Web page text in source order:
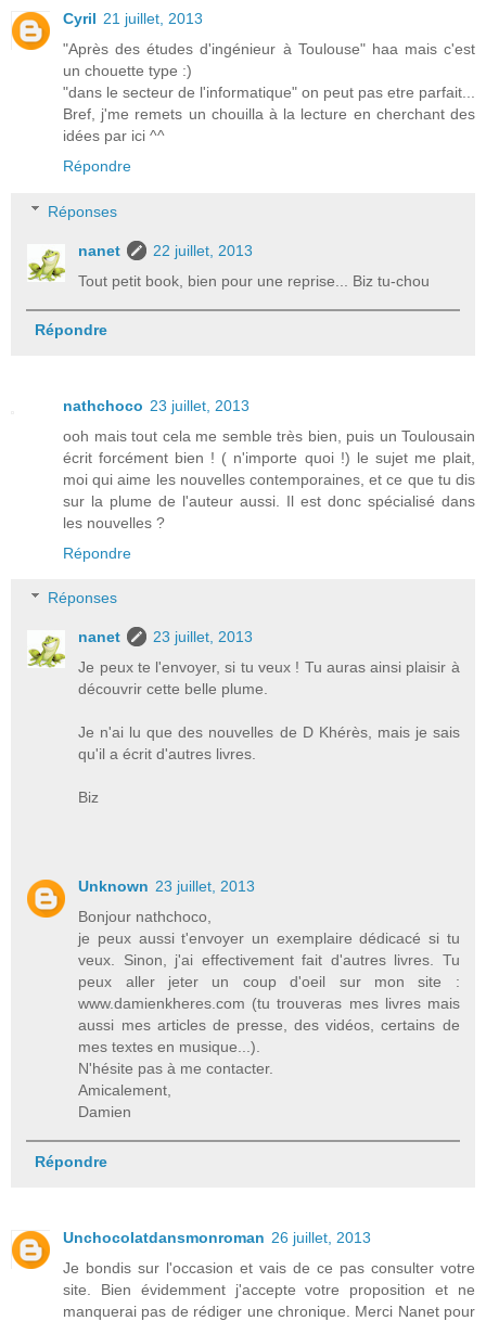
Cyril 21 juillet, 2013
"Après des études d'ingénieur à Toulouse" haa mais c'est
un chouette type :)
"dans le secteur de l'informatique" on peut pas etre parfait...
Bref, j'me remets un chouilla à la lecture en cherchant des
idées par ici ^^
Répondre
Réponses
nanet
22 juillet, 2013
Tout petit book, bien pour une reprise... Biz tu-chou
Répondre
nathchoco 23 juillet, 2013
ooh mais tout cela me semble très bien, puis un Toulousain
écrit forcément bien ! ( n'importe quoi !) le sujet me plait,
moi qui aime les nouvelles contemporaines, et ce que tu dis
sur la plume de l'auteur aussi. Il est donc spécialisé dans
les nouvelles ?
Répondre
Réponses
nanet
23 juillet, 2013
Je peux te l'envoyer, si tu veux ! Tu auras ainsi plaisir à
découvrir cette belle plume.
Je n'ai lu que des nouvelles de D Khérès, mais je sais
qu'il a écrit d'autres livres.
Biz
Unknown 23 juillet, 2013
Bonjour nathchoco,
je peux aussi t'envoyer un exemplaire dédicacé si tu
veux. Sinon, j'ai effectivement fait d'autres livres. Tu
peux aller jeter un coup d'oeil sur mon site :
www.damienkheres.com (tu trouveras mes livres mais
aussi mes articles de presse, des vidéos, certains de
mes textes en musique...).
N'hésite pas à me contacter.
Amicalement,
Damien
Répondre
Unchocolatdansmonroman 26 juillet, 2013
Je bondis sur l'occasion et vais de ce pas consulter votre
site. Bien évidemment j'accepte votre proposition et ne
manquerai pas de rédiger une chronique. Merci Nanet pour